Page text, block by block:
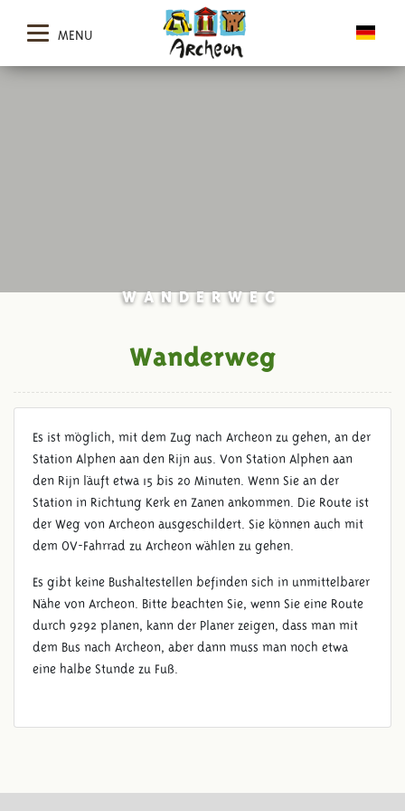
MENU
WANDERWEG
Wanderweg
Es ist möglich, mit dem Zug nach Archeon zu gehen, an der
Station Alphen aan den Rijn aus. Von Station Alphen aan
den Rijn läuft etwa 15 bis 20 Minuten. Wenn Sie an der
Station in Richtung Kerk en Zanen ankommen. Die Route ist
der Weg von Archeon ausgeschildert. Sie können auch mit
dem OV-Fahrrad zu Archeon wählen zu gehen.
Es gibt keine Bushaltestellen befinden sich in unmittelbarer
Nähe von Archeon. Bitte beachten Sie, wenn Sie eine Route
durch 9292 planen, kann der Planer zeigen, dass man mit
dem Bus nach Archeon, aber dann muss man noch etwa
eine halbe Stunde zu Fuß.